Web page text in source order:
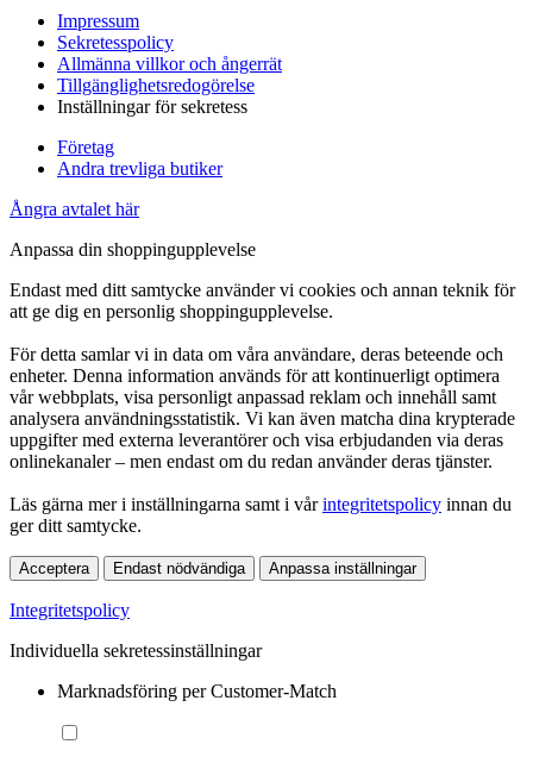
Impressum
Sekretesspolicy
Allmänna villkor och ångerrät
Tillgänglighetsredogörelse
Inställningar för sekretess
Företag
Andra trevliga butiker
Ångra avtalet här
Anpassa din shoppingupplevelse
Endast med ditt samtycke använder vi cookies och annan teknik för
att ge dig en personlig shoppingupplevelse.
För detta samlar vi in data om våra användare, deras beteende och
enheter. Denna information används för att kontinuerligt optimera
vår webbplats, visa personligt anpassad reklam och innehåll samt
analysera användningsstatistik. Vi kan även matcha dina krypterade
uppgifter med externa leverantörer och visa erbjudanden via deras
onlinekanaler – men endast om du redan använder deras tjänster.
Läs gärna mer i inställningarna samt i vårintegritetspolicy innan du
ger ditt samtycke.
Acceptera Endast nödvändiga Anpassa inställningar
Integritetspolicy
Individuella sekretessinställningar
Marknadsföring per Customer-Match